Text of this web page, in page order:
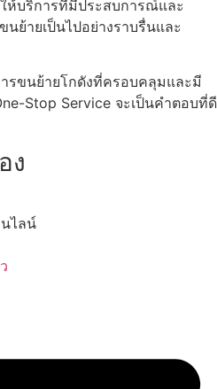
ห้บริการที่มีประสบการณ์และ
ย้ายเป็นไปอย่างราบรื่นและ
ขนย้ายโกดังที่ครอบคลุมและมี
Stop Service จะเป็นคำตอบที่ดี
ง
นไลน์